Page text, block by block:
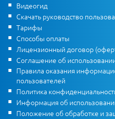
Видеогид
Скачать руководство
Тарифы
Способы оплаты
Лицензионный договор
Соглашение об
Правила оказания
пользователей
Политика
Информация об
Положение об обработке и